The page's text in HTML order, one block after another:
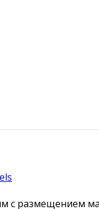
с размещением